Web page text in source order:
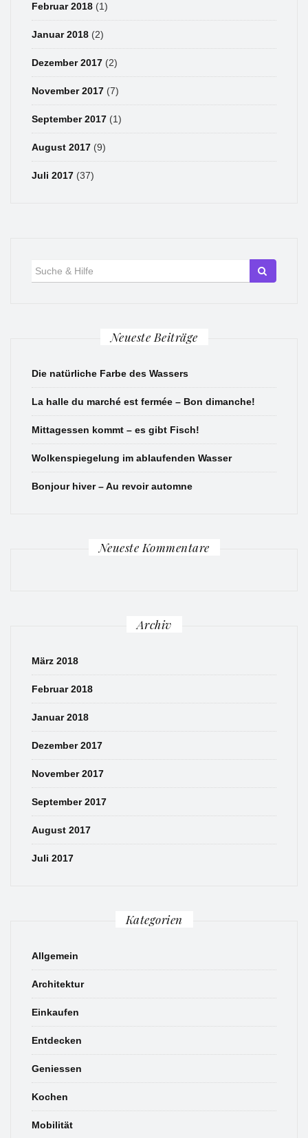
Februar 2018 (1)
Januar 2018 (2)
Dezember 2017 (2)
November 2017 (7)
September 2017 (1)
August 2017 (9)
Juli 2017 (37)
für:
Neueste Beiträge
Die natürliche Farbe des Wassers
La halle du marché est fermée – Bon dimanche!
Mittagessen kommt – es gibt Fisch!
Wolkenspiegelung im ablaufenden Wasser
Bonjour hiver – Au revoir automne
Neueste Kommentare
Archiv
März 2018
Februar 2018
Januar 2018
Dezember 2017
November 2017
September 2017
August 2017
Juli 2017
Kategorien
Allgemein
Architektur
Einkaufen
Entdecken
Geniessen
Kochen
Mobilität